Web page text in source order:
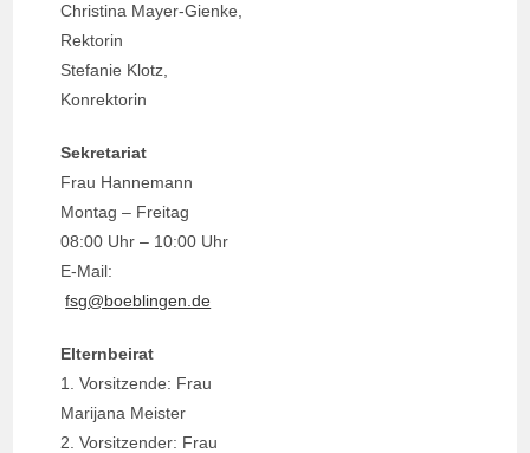
Christina Mayer-Gienke,
Rektorin
Stefanie Klotz,
Konrektorin
Sekretariat
Frau Hannemann
Montag – Freitag
08:00 Uhr – 10:00 Uhr
E-Mail:
fsg@boeblingen.de
Elternbeirat
1. Vorsitzende: Frau
Marijana Meister
2. Vorsitzender: Frau